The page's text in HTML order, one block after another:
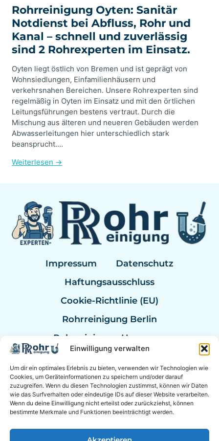
Einwilligung verwalten
Um dir ein optimales Erlebnis zu bieten, verwenden wir Technologien wie
Cookies, um Geräteinformationen zu speichern und/oder darauf
zuzugreifen. Wenn du diesen Technologien zustimmst, können wir Daten
wie das Surfverhalten oder eindeutige IDs auf dieser Website verarbeiten.
Wenn du deine Einwilligung nicht erteilst oder zurückziehst, können
bestimmte Merkmale und Funktionen beeinträchtigt werden.
Rohrreinigung Oyten: Sanitär
Notdienst bei Abfluss, Rohr und
Kanal – schnell und zuverlässig
sind 2 Rohrexperten im Einsatz.
Oyten liegt östlich von Bremen und ist geprägt von
Wohnsiedlungen, Einfamilienhäusern und
verkehrsnahen Bereichen. Unsere Rohrexperten sind
regelmäßig in Oyten im Einsatz und mit den örtlichen
Leitungsführungen bestens vertraut. Durch die
Mischung aus älteren und neueren Gebäuden werden
Abwasserleitungen hier unterschiedlich stark
beansprucht.…
Weiterlesen →
Impressum
Datenschutz
Haftungsausschluss
Cookie-Richtlinie (EU)
Rohrreinigung Berlin
Rohrreinigung Hannover
Rohrreinigung Bremen
Rohrreinigung Kassel
Rohrreinigung Mannheim
Rohrexperten Deutschland